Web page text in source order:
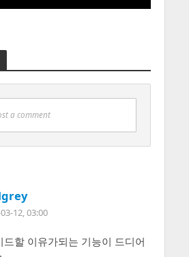
a comment
12, 03:00
할 이유가되는 기능이 드디어